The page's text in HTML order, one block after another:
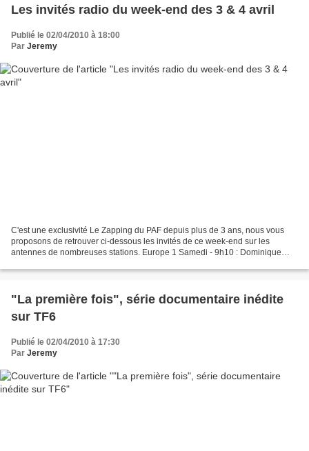
Les invités radio du week-end des 3 & 4 avril
Publié le 02/04/2010 à 18:00
Par Jeremy
C'est une exclusivité Le Zapping du PAF depuis plus de 3 ans, nous vous
proposons de retrouver ci-dessous les invités de ce week-end sur les
antennes de nombreuses stations. Europe 1 Samedi - 9h10 : Dominique
"La première fois", série documentaire inédite
sur TF6
Publié le 02/04/2010 à 17:30
Par Jeremy